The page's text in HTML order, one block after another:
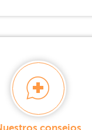
consejos